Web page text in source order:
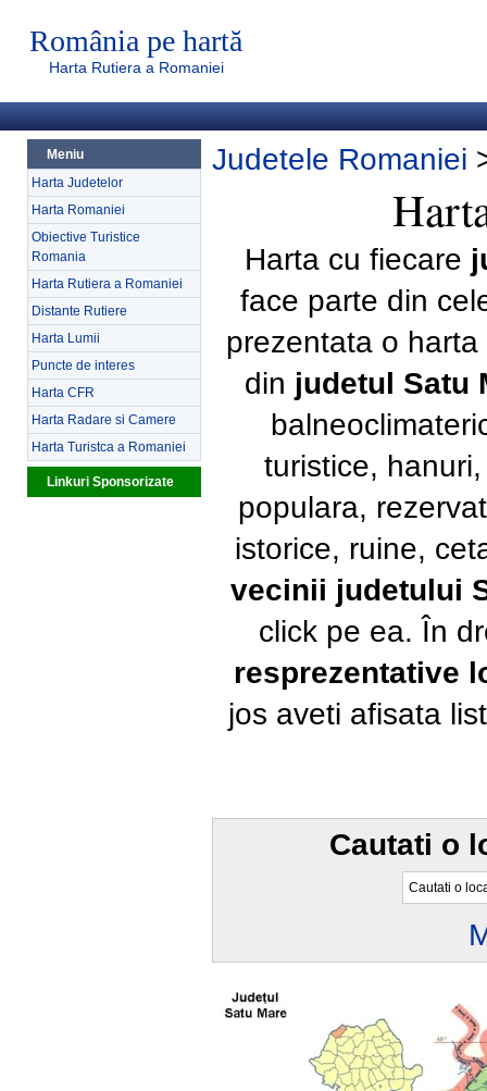
România pe hartă
Harta Rutiera a Romaniei
Meniu
Harta Judetelor
Harta Romaniei
Obiective Turistice
Romania
Harta Rutiera a Romaniei
Distante Rutiere
Harta Lumii
Puncte de interes
Harta CFR
Harta Radare si Camere
Harta Turistca a Romaniei
Linkuri Sponsorizate
Judetele Romaniei
Harta cu fiecare
face parte din
prezentata o
din judetul Satu
turistice,
populara,
istorice, ruine,
vecinii judetului
click pe ea. În
resprezentative
jos aveti afisata
Cautati o